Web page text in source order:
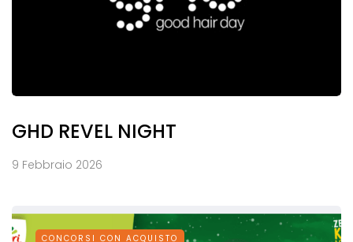
GHD REVEL NIGHT
9 Febbraio 2026
CONCORSI CON ACQUISTO